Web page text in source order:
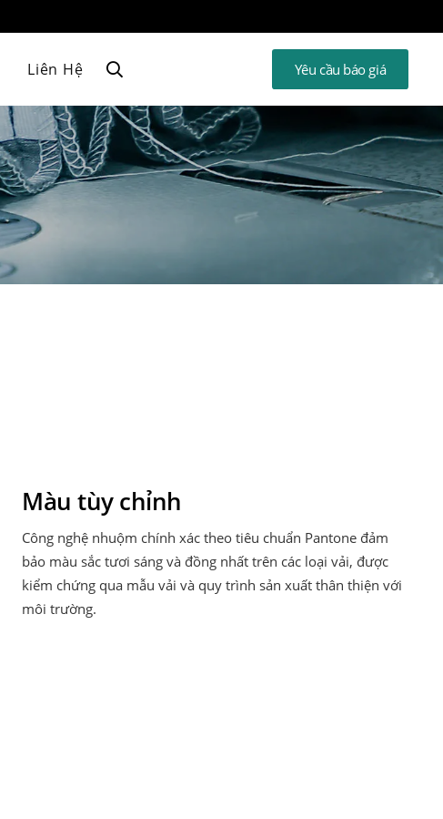
Liên Hệ Yêu cầu báo giá
Màu tùy chỉnh
Công nghệ nhuộm chính xác theo tiêu chuẩn Pantone đảm
bảo màu sắc tươi sáng và đồng nhất trên các loại vải, được
kiểm chứng qua mẫu vải và quy trình sản xuất thân thiện với
môi trường.